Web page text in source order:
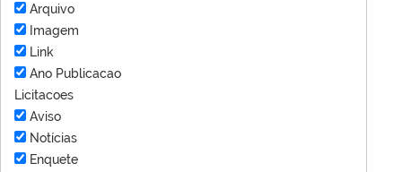
Arquivo
Imagem
Link
Ano Publicacao
Licitacoes
Aviso
Notícias
Enquete